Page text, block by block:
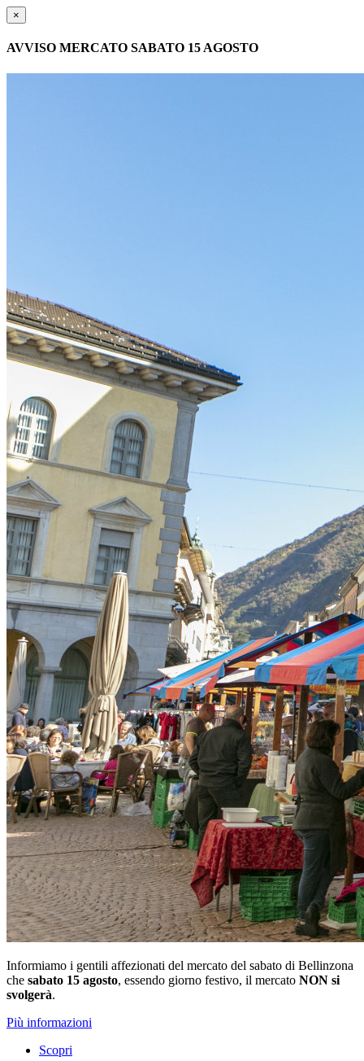
×
AVVISO MERCATO SABATO 15 AGOSTO
Informiamo i gentili affezionati del mercato del sabato di Bellinzona
che sabato 15 agosto, essendo giorno festivo, il mercato NON si
svolgerà.
Più informazioni
Scopri